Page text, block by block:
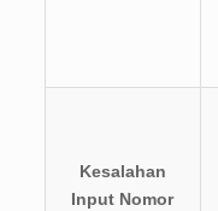
Kesalahan
Input Nomor